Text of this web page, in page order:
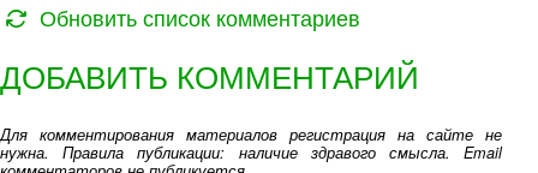
Обновить список комментариев
ДОБАВИТЬ КОММЕНТАРИЙ
Для комментирования материалов регистрация на сайте не
нужна. Правила публикации: наличие здравого смысла. Email